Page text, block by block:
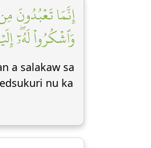
إِنَّمَا تَعۡبُدُونَ
وَٱشۡكُرُواْ لَهُۥٓۖ
a salakaw sa
nu ka